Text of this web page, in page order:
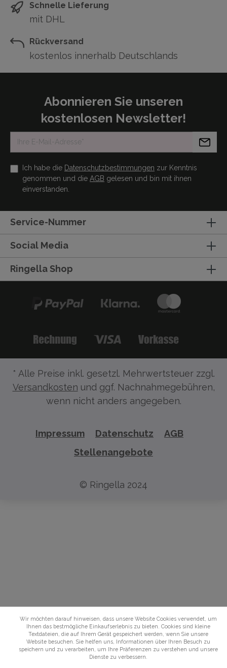
Schnelle Lieferung
mit DHL
Rückversand
kostenlos innerhalb Deutschlands
Abonnieren Sie unseren
kostenlosen Newsletter!
Ich habe die Datenschutzbestimmungen zur Kenntnis
genommen und die AGB gelesen und bin mit ihnen
einverstanden.
Service-Nummer
Social Media
Ringella Shop
* Alle Preise inkl. gesetzl. Mehrwertsteuer zzgl.
Versandkosten und ggf. Nachnahmegebühren,
wenn nicht anders angegeben.
Impressum Datenschutz
AGB
Stellenangebote
© Ringella 2024
Wir möchten darauf hinweisen, dass unsere Website Cookies verwendet, um
Ihnen das bestmögliche Einkaufserlebnis zu bieten. Cookies sind kleine
Textdateien, die auf Ihrem Gerät gespeichert werden, wenn Sie unsere
Website besuchen. Sie helfen uns, Informationen über Ihren Besuch zu
speichern und zu verarbeiten, um Ihre Präferenzen zu verstehen und unsere
Dienste zu verbessern.